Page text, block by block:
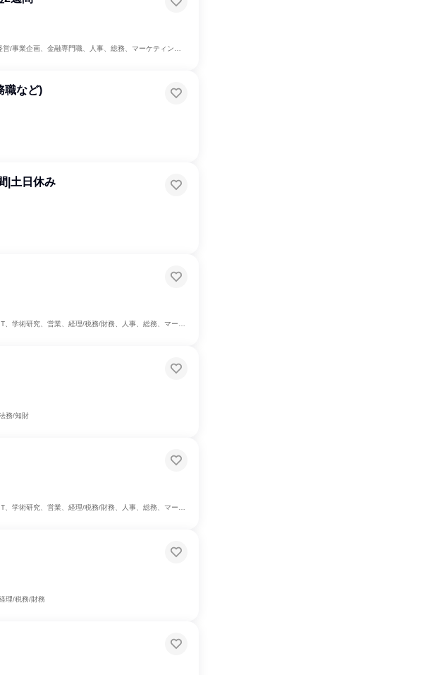
画、金融専門職、人事、総務、マーケティング・広告・宣伝
職など)
|土日休み
IT、学術研究、営業、経理/税務/財務、人事、総務、マーケティング・広告・宣伝
務/知財
IT、学術研究、営業、経理/税務/財務、人事、総務、マーケティング・広告・宣伝
理/税務/財務